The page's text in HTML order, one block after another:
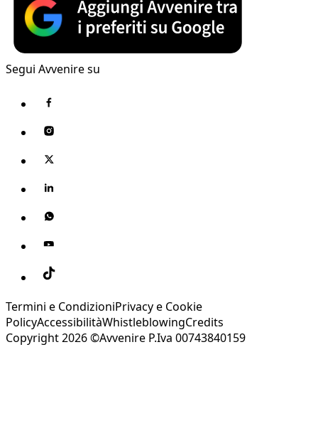
Segui Avvenire su
Termini e CondizioniPrivacy e Cookie
PolicyAccessibilitàWhistleblowingCredits
Copyright 2026 ©Avvenire P.Iva 00743840159